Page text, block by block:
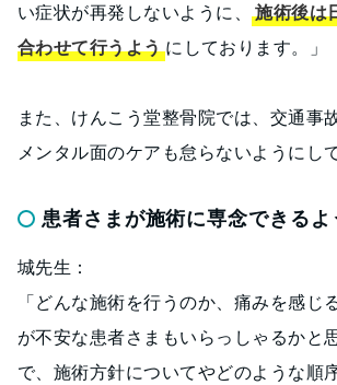
い症状が再発しないように、施術後は
合わせて行うよう にしております。」
また、けんこう堂整骨院では、交通事
メンタル面のケアも怠らないようにし
患者さまが施術に専念できる
城先生：
「どんな施術を行うのか、痛みを感じ
が不安な患者さまもいらっしゃるかと
で、施術方針についてやどのような順